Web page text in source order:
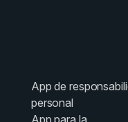
App de
personal
App para la